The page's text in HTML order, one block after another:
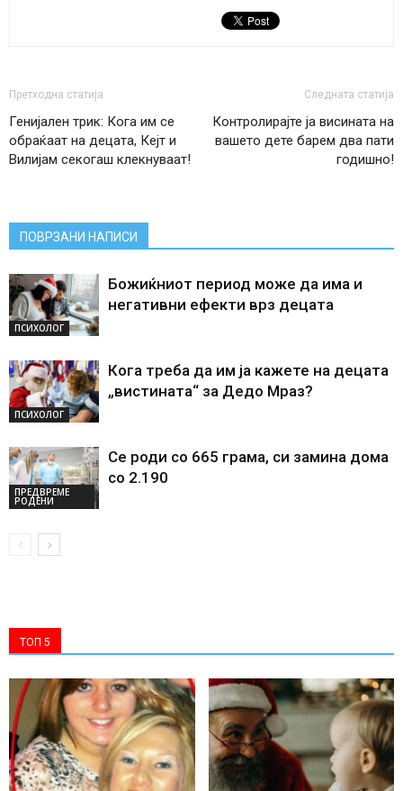
Претходна статија
Генијален трик: Кога им се
обраќаат на децата, Кејт и
Вилијам секогаш клекнуваат!
Следната статија
Контролирајте ја висината на
вашето дете барем два пати
годишно!
ПОВРЗАНИ НАПИСИ
ПСИХОЛОГ
Божиќниот период може да има и
негативни ефекти врз децата
ПСИХОЛОГ
Кога треба да им ја кажете на децата
„вистината“ за Дедо Мраз?
ПРЕДВРЕМЕ
РОДЕНИ
Се роди со 665 грама, си замина дома
со 2.190
ТОП 5